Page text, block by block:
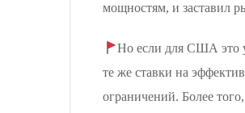
мощностям, и заставил
Но если для США это
те же ставки на
ограничений. Более